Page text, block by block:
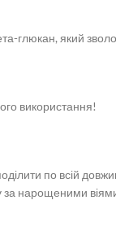
глюкан, який
використання!
по всій
за нарощеними